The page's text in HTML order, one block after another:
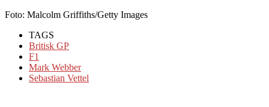
Foto: Malcolm Griffiths/Getty Images
TAGS
Britisk GP
F1
Mark Webber
Sebastian Vettel